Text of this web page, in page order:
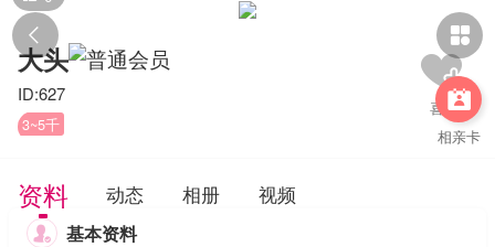
 

相亲卡
大头
ID:627
3~5千
资料 动态 相册 视频
 基本资料